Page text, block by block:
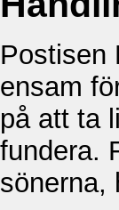
Postisen
ensam
på att ta
fundera.
sönerna,